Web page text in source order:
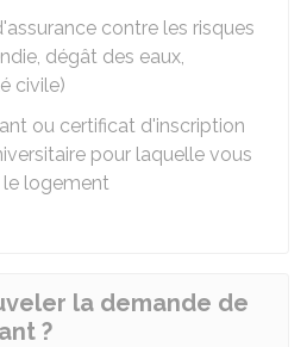
contre les risques
dégât des eaux,
civile)
ou certificat d'inscription
pour laquelle vous
logement
la demande de
?